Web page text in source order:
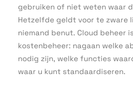
gebruiken of niet weten waar
Hetzelfde geldt voor te zware
niemand benut. Cloud beheer
kostenbeheer: nagaan welke
nodig zijn, welke functies
waar u kunt standaardiseren.